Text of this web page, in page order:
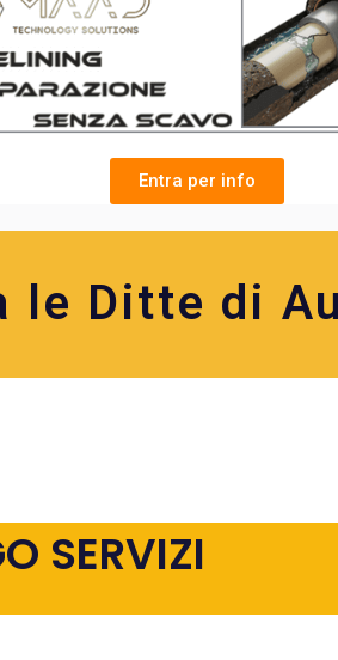
Entra per info
le Ditte di
SERVIZI